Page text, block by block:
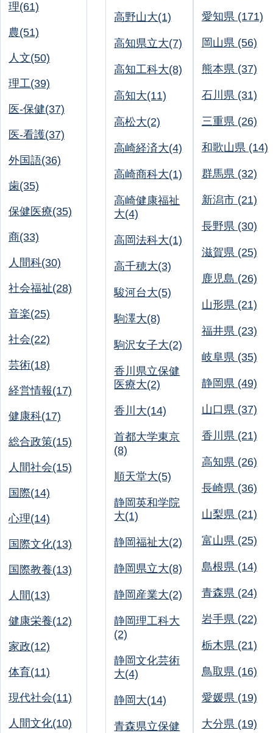
理(61)
農(51)
人文(50)
理工(39)
医-保健(37)
医-看護(37)
外国語(36)
歯(35)
保健医療(35)
商(33)
人間科(30)
社会福祉(28)
音楽(25)
社会(22)
芸術(18)
経営情報(17)
健康科(17)
総合政策(15)
人間社会(15)
国際(14)
心理(14)
国際文化(13)
国際教養(13)
人間(13)
健康栄養(12)
家政(12)
体育(11)
現代社会(11)
人間文化(10)
高野山大(1)
高知県立大(7)
高知工科大(8)
高知大(11)
高松大(2)
高崎経済大(4)
高崎商科大(1)
高崎健康福祉
大(4)
高岡法科大(1)
高千穂大(3)
駿河台大(5)
駒澤大(8)
駒沢女子大(2)
香川県立保健
医療大(2)
香川大(14)
首都大学東京
(8)
順天堂大(5)
静岡英和学院
大(1)
静岡福祉大(2)
静岡県立大(8)
静岡産業大(2)
静岡理工科大
(2)
静岡文化芸術
大(4)
静岡大(14)
青森県立保健
愛知県 (171)
岡山県 (56)
熊本県 (37)
石川県 (31)
三重県 (26)
和歌山県 (14)
群馬県 (32)
新潟市 (21)
長野県 (30)
滋賀県 (25)
鹿児島 (26)
山形県 (21)
福井県 (23)
岐阜県 (35)
静岡県 (49)
山口県 (37)
香川県 (21)
高知県 (26)
長崎県 (36)
山梨県 (21)
富山県 (25)
島根県 (14)
青森県 (24)
岩手県 (22)
栃木県 (21)
鳥取県 (16)
愛媛県 (19)
大分県 (19)